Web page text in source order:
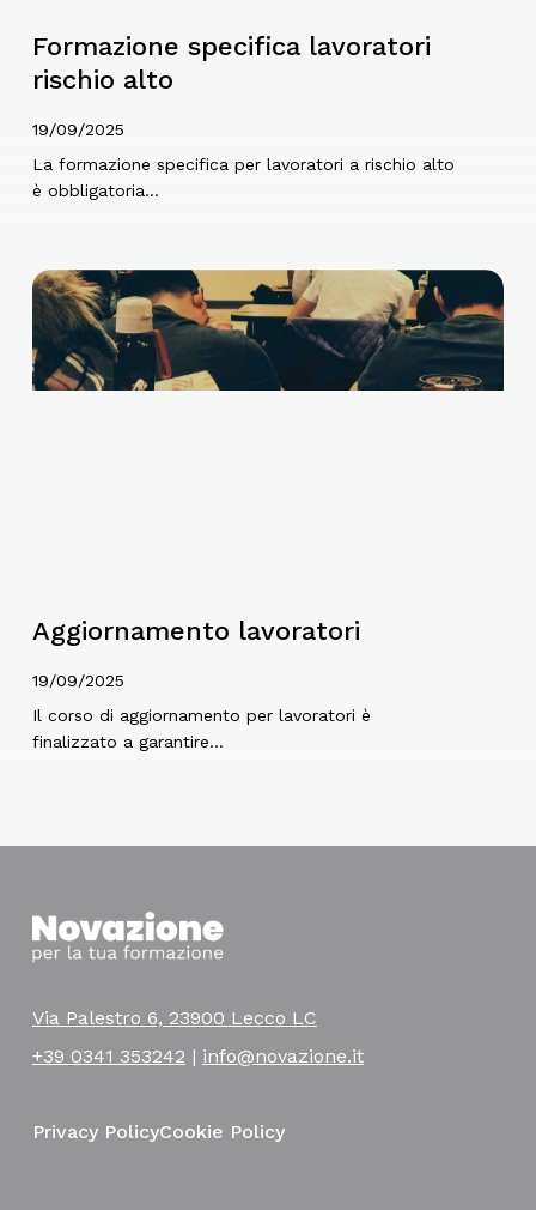
Formazione specifica lavoratori
rischio alto
19/09/2025
La formazione specifica per lavoratori a rischio alto
è obbligatoria…
Aggiornamento lavoratori
19/09/2025
Il corso di aggiornamento per lavoratori è
finalizzato a garantire…
Via Palestro 6, 23900 Lecco LC
+39 0341 353242 | info@novazione.it
Privacy PolicyCookie Policy